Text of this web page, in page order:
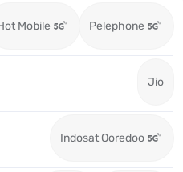
Mobile Pelephone
Jio
Indosat Ooredoo